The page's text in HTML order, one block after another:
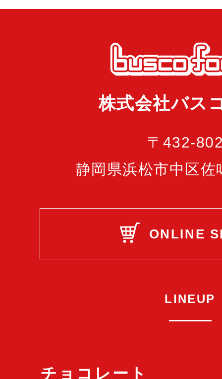
株式会社バス
〒432-
静岡県浜松市中区
ONLINE
LINEUP
チョコレート